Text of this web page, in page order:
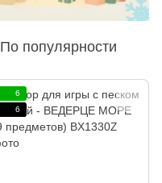
По популярности
6
6